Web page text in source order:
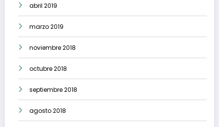
abril 2019
marzo 2019
noviembre 2018
octubre 2018
septiembre 2018
agosto 2018